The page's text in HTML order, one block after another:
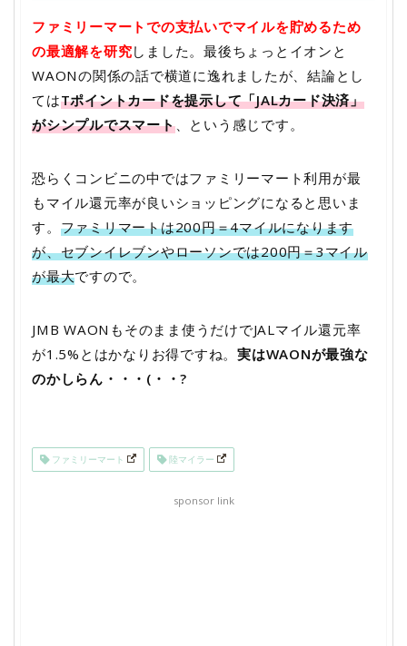
ファミリーマートでの支払いでマイルを貯めるため
の最適解を研究しました。最後ちょっとイオンと
WAONの関係の話で横道に逸れましたが、結論とし
てはTポイントカードを提示して「JALカード決済」
がシンプルでスマート、という感じです。
恐らくコンビニの中ではファミリーマート利用が最
もマイル還元率が良いショッピングになると思いま
す。 ファミリマートは200円＝4マイルになります
が、セブンイレブンやローソンでは200円＝3マイル
が最大ですので。
JMB WAONもそのまま使うだけでJALマイル還元率
が1.5%とはかなりお得ですね。実はWAONが最強な
のかしらん・・・(・・?
ファミリーマート 陸マイラー
sponsor link